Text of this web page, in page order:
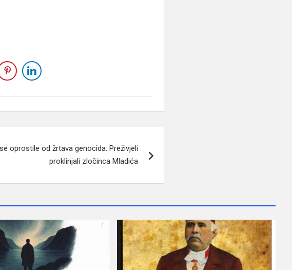
oprostile od žrtava genocida: Preživjeli
proklinjali zločinca Mladića